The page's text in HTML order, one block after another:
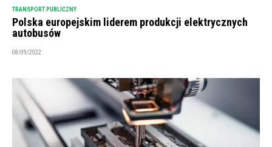
TRANSPORT PUBLICZNY
Polska europejskim liderem produkcji elektrycznych
autobusów
08/09/2022